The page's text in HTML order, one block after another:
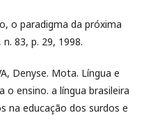
o paradigma da próxima
83, p. 29, 1998.
Denyse. Mota. Língua e
o ensino. a língua brasileira
na educação dos surdos e